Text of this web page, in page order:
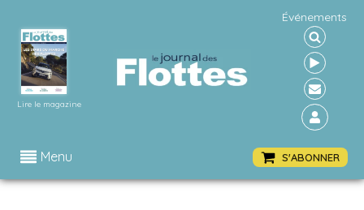
Lire le magazine
Événements
Menu S'ABONNER